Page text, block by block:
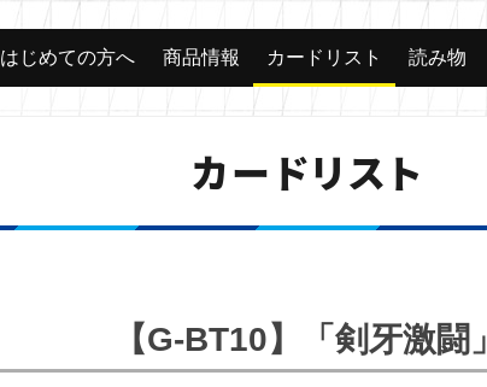
はじめての方へ 商品情報 カードリスト 読み物
カードリスト
【G-BT10】「剣牙激闘」